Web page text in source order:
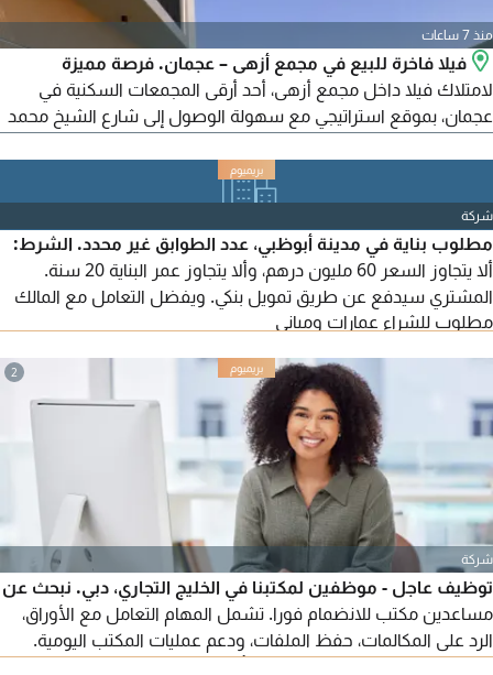
منذ 7 ساعات
فيلا فاخرة للبيع في مجمع أزهى – عجمان. فرصة مميزة
لامتلاك فيلا داخل مجمع أزهى، أحد أرقى المجمعات السكنية في
عجمان، بموقع استراتيجي مع سهولة الوصول إلى شارع الشيخ محمد
المميزات: فيلا ميدل، 4 غرف نوم واسعة، غرفة خادمة، جاهزة
للاستلام الفوري، تشطيبات فاخرة عالية الجودة، صالات واسعة بإضاءة
طبيعية، مطبخ عصري، بجوار الخدمات، مساحة الأرض 2287.
شركة
مطلوب بناية في مدينة أبوظبي، عدد الطوابق غير محدد. الشرط:
ألا يتجاوز السعر 60 مليون درهم، وألا يتجاوز عمر البناية 20 سنة.
المشتري سيدفع عن طريق تمويل بنكي. ويفضل التعامل مع المالك
مباشرة.
مطلوب للشراء عمارات ومباني
2
شركة
توظيف عاجل - موظفين لمكتبنا في الخليج التجاري، دبي. نبحث عن
مساعدين مكتب للانضمام فورا. تشمل المهام التعامل مع الأوراق،
الرد على المكالمات، حفظ الملفات، ودعم عمليات المكتب اليومية.